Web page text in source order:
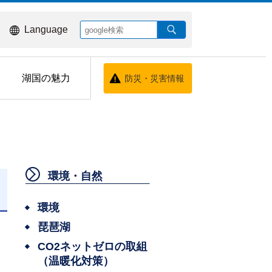
Language
湖国の魅力 防災・災害情報
環境・自然
環境
琵琶湖
CO2ネットゼロの取組
（温暖化対策）